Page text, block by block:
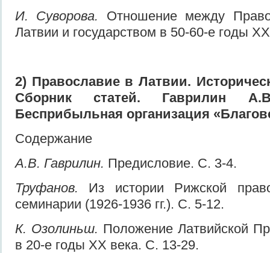
И. Суворова. Отношение между
Латвии и государством в 50-60-е годы
2) Православие в Латвии.
Сборник статей. Гаврилин
Бесприбыльная организация
Содержание
А.В. Гаврилин. Предисловие. С. 3-4.
Труфанов. Из истории Рижской
семинарии (1926-1936 гг.). С. 5-12.
К. Озолиньш. Положение Латвийской
в 20-е годы XX века. С. 13-29.